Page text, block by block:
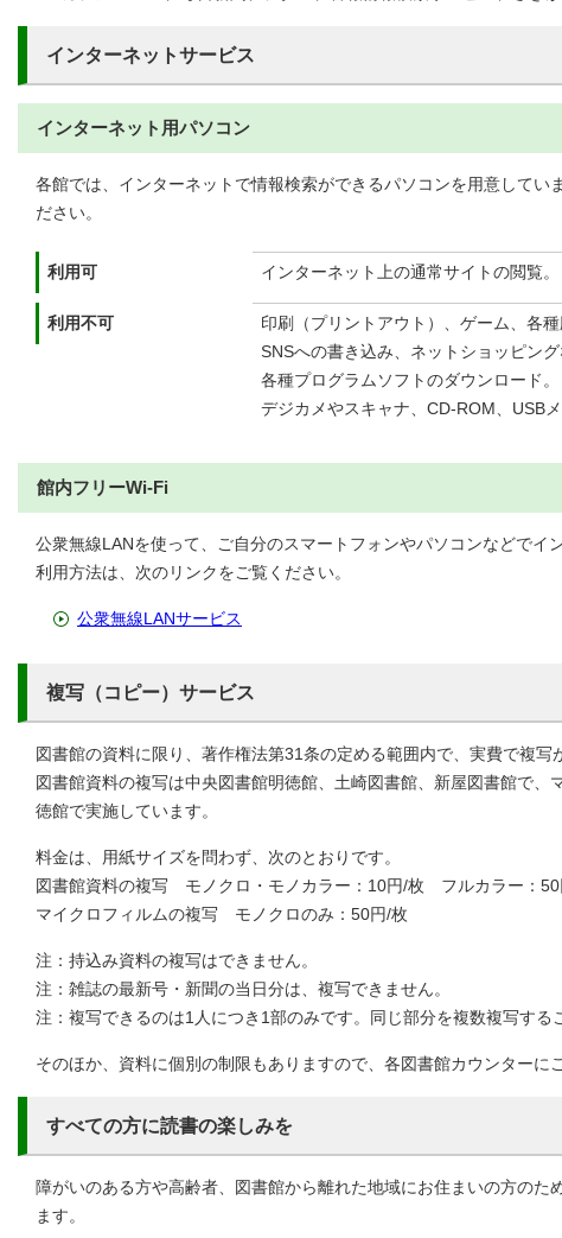
インターネットサービス
インターネット用パソコン
各館では、インターネットで情報検索ができるパソコンを用意してい
ださい。
利用可 インターネット上の通常サイトの閲覧。
利用不可
印刷（プリントアウト）、ゲーム、各
SNSへの書き込み、ネットショッピング
各種プログラムソフトのダウンロード。
デジカメやスキャナ、 CD-ROM 、USB
館内フリーWi-Fi
公衆無線LANを使って、ご自分のスマートフォンやパソコンなどでイ
利用方法は、次のリンクをご覧ください。
公衆無線LANサービス
複写（コピー）サービス
図書館の資料に限り、著作権法第31条の定める範囲内で、実費で複写
図書館資料の複写は中央図書館明徳館、土崎図書館、新屋図書館で、
徳館で実施しています。
料金は、用紙サイズを問わず、次のとおりです。
図書館資料の複写 モノクロ・モノカラー：10円/枚 フルカラー：50
マイクロフィルムの複写 モノクロのみ：50円/枚
注：持込み資料の複写はできません。
注：雑誌の最新号・新聞の当日分は、複写できません。
注：複写できるのは1人につき1部のみです。同じ部分を複数複写する
そのほか、資料に個別の制限もありますので、各図書館カウンターに
すべての方に読書の楽しみを
障がいのある方や高齢者、図書館から離れた地域にお住まいの方のた
ます。